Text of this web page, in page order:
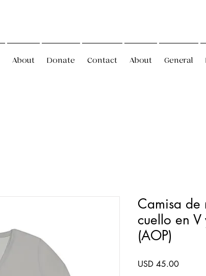
About Donate Contact About General
Camisa de
cuello en
(AOP)
USD 45.00Precio